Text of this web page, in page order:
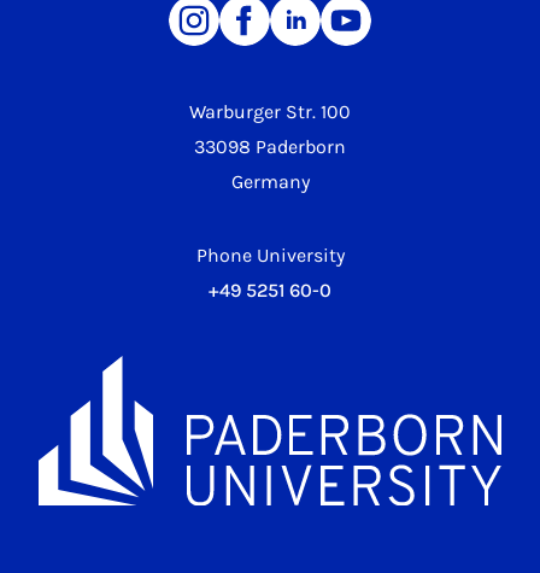
Warburger Str. 100
33098 Paderborn
Germany
Phone University
+49 5251 60-0